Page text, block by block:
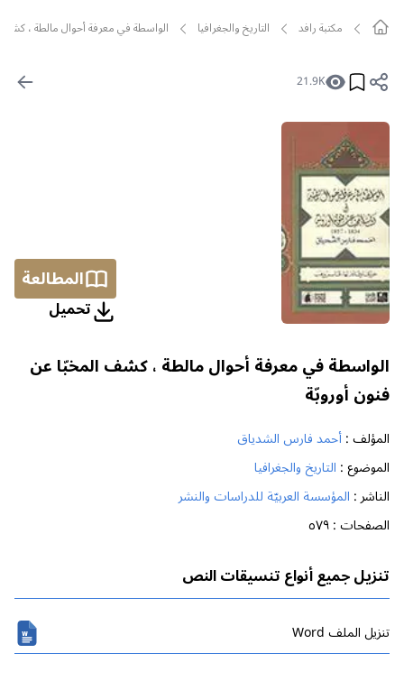
مکتبة رافد التاريخ والجغرافيا الواسطة في معرفة أحوال مالطة ، كشف
21.9K
المطالعة
تحمیل
الواسطة في معرفة أحوال مالطة ، كشف المخبّا عن
فنون أوروبّة
المؤلف :أحمد فارس الشدياق
الموضوع : التاريخ والجغرافيا
الناشر : المؤسسة العربيّة للدراسات والنشر
الصفحات :٥٧٩
تنزيل جميع أنواع تنسيقات النص
تنزیل الملف Word